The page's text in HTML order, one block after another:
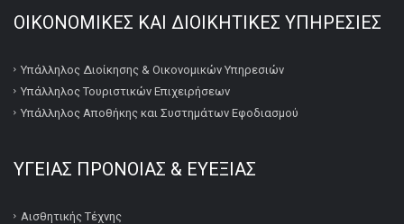
ΟΙΚΟΝΟΜΙΚΕΣ ΚΑΙ ΔΙΟΙΚΗΤΙΚΕΣ ΥΠΗΡΕΣΙΕΣ
Υπάλληλος Διοίκησης & Οικονομικών Υπηρεσιών
Υπάλληλος Τουριστικών Επιχειρήσεων
Υπάλληλος Αποθήκης και Συστημάτων Εφοδιασμού
ΥΓΕΙΑΣ ΠΡΟΝΟΙΑΣ & ΕΥΕΞΙΑΣ
Αισθητικής Τέχνης